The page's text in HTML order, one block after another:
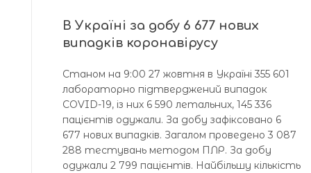
В Україні за добу 6 677 нових
випадків коронавірусу
Станом на 9:00 27 жовтня в Україні 355 601
лабораторно підтверджений випадок
COVID-19, із них 6 590 летальних, 145 336
пацієнтів одужали. За добу зафіксовано 6
677 нових випадків. Загалом проведено 3 087
288 тестувань методом ПЛР. За добу
одужали 2 799 пацієнтів. Найбільшу кількість